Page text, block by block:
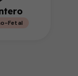
Fetal